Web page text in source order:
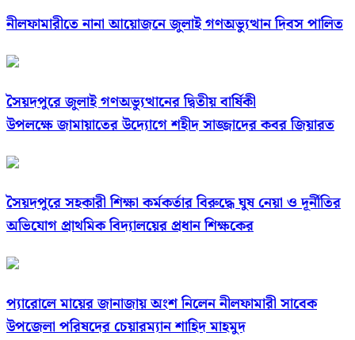
নীলফামারীতে নানা আয়োজনে জুলাই গণঅভ্যুত্থান দিবস পালিত
সৈয়দপুরে জুলাই গণঅভ্যুত্থানের দ্বিতীয় বার্ষিকী
উপলক্ষে জামায়াতের উদ্যোগে শহীদ সাজ্জাদের কবর জিয়ারত
সৈয়দপুরে সহকারী শিক্ষা কর্মকর্তার বিরুদ্ধে ঘুষ নেয়া ও দূর্নীতির
অভিযোগ প্রাথমিক বিদ্যালয়ের প্রধান শিক্ষকের
প্যারোলে মায়ের জানাজায় অংশ নিলেন নীলফামারী সাবেক
উপজেলা পরিষদের চেয়ারম্যান শাহিদ মাহমুদ